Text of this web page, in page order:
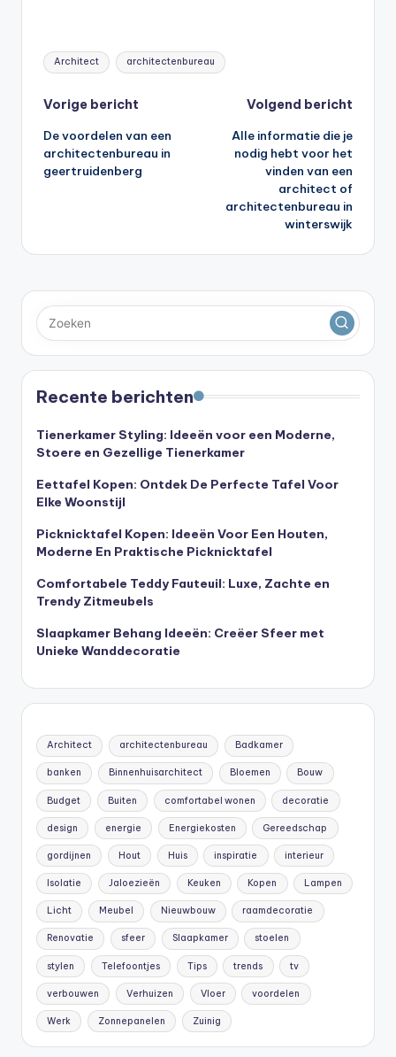
Tags:
Architect architectenbureau
Bericht
navigatie
Vorige bericht
De voordelen van een
architectenbureau in
geertruidenberg
Volgend bericht
Alle informatie die je
nodig hebt voor het
vinden van een
architect of
architectenbureau in
winterswijk
Recente berichten
Tienerkamer Styling: Ideeën voor een Moderne,
Stoere en Gezellige Tienerkamer
Eettafel Kopen: Ontdek De Perfecte Tafel Voor
Elke Woonstijl
Picknicktafel Kopen: Ideeën Voor Een Houten,
Moderne En Praktische Picknicktafel
Comfortabele Teddy Fauteuil: Luxe, Zachte en
Trendy Zitmeubels
Slaapkamer Behang Ideeën: Creëer Sfeer met
Unieke Wanddecoratie
Architect architectenbureau Badkamer
banken Binnenhuisarchitect Bloemen Bouw
Budget Buiten comfortabel wonen decoratie
design energie Energiekosten Gereedschap
gordijnen Hout Huis inspiratie interieur
Isolatie Jaloezieën Keuken Kopen Lampen
Licht Meubel Nieuwbouw raamdecoratie
Renovatie sfeer Slaapkamer stoelen
stylen Telefoontjes Tips trends tv
verbouwen Verhuizen Vloer voordelen
Werk Zonnepanelen Zuinig